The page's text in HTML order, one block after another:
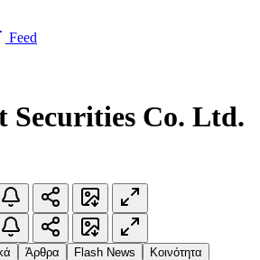
Feed
Securities Co. Ltd.
Άρθρα Flash News Κοινότητα